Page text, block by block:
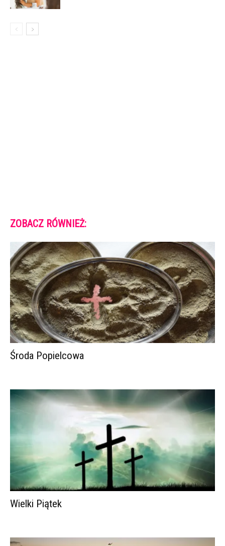
ZOBACZ RÓWNIEŻ:
Środa Popielcowa
Wielki Piątek